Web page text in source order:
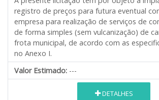
registro de preços para futura eventual
empresa para realização de serviços de
de forma simples (sem vulcanização) de
frota municipal, de acordo com as
no Anexo I.
Valor Estimado: ---
DETALHES